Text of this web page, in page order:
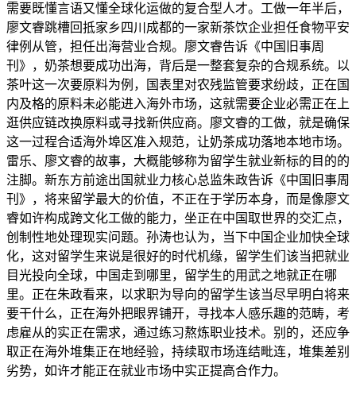
需要既懂言语又懂全球化运做的复合型人才。工做一年半后，
廖文睿跳槽回抵家乡四川成都的一家新茶饮企业担任食物平安
律例从管，担任出海营业合规。廖文睿告诉《中国旧事周
刊》，奶茶想要成功出海，背后是一整套复杂的合规系统。以
茶叶这一次要原料为例，国表里对农残监管要求纷歧，正在国
内及格的原料未必能进入海外市场，这就需要企业必需正在上
逛供应链改换原料或寻找新供应商。廖文睿的工做，就是确保
这一过程合适海外埠区准入规范，让奶茶成功落地本地市场。
雷乐、廖文睿的故事，大概能够称为留学生就业新标的目的的
注脚。新东方前途出国就业力核心总监朱政告诉《中国旧事周
刊》，将来留学最大的价值，不正在于学历本身，而是像廖文
睿如许构成跨文化工做的能力，坐正在中国取世界的交汇点，
创制性地处理现实问题。孙涛也认为，当下中国企业加快全球
化，这对留学生来说是很好的时代机缘，留学生们该当把就业
目光投向全球，中国走到哪里，留学生的用武之地就正在哪
里。正在朱政看来，以求职为导向的留学生该当尽早明白将来
要干什么，正在海外把眼界铺开，寻找本人感乐趣的范畴，考
虑雇从的实正在需求，通过练习熬炼职业技术。别的，还应争
取正在海外堆集正在地经验，持续取市场连结毗连，堆集差别
劣势，如许才能正在就业市场中实正提高合作力。